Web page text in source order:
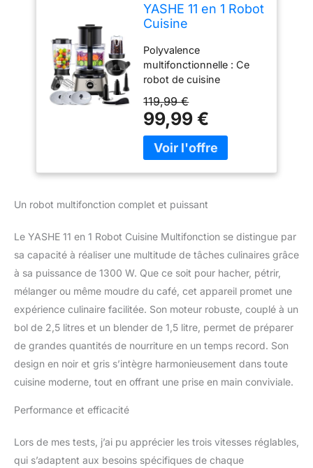
YASHE 11 en 1 Robot
Cuisine
1300W Robot de
Cuisine, Inclus 2,5L
Bol et 1,5L Blender,
Hachoir, Crochet
Pétrisseur, Mixeur,
Presse-agrumes et
Moulin à Café, 3
Vitesses Réglables,
1300W
Polyvalence
multifonctionnelle : Ce
robot de cuisine
W se distingue par sa
vaste gamme de
fonctions, offrant 11
accessoires qui le
café, coupe-légumes,
encore. C'est un
compagnon de cuisine
polyvalent qui répond à
de nombreux besoins
culinaires Capacité de
traitement puissante :
Doté d'un moteur
robuste de 1 300 W et
d'une fonction
multifonction peut
viande et le pétrissage de
la pâte. Avec trois
119,99 €
99,99 €
Un robot multifonction complet et puissant
Le YASHE 11 en 1 Robot Cuisine Multifonction se distingue par
sa capacité à réaliser une multitude de tâches culinaires grâce
à sa puissance de 1300 W. Que ce soit pour hacher, pétrir,
mélanger ou même moudre du café, cet appareil promet une
expérience culinaire facilitée. Son moteur robuste, couplé à un
bol de 2,5 litres et un blender de 1,5 litre, permet de préparer
de grandes quantités de nourriture en un temps record. Son
design en noir et gris s’intègre harmonieusement dans toute
cuisine moderne, tout en offrant une prise en main conviviale.
Performance et efficacité
Lors de mes tests, j’ai pu apprécier les trois vitesses réglables,
qui s’adaptent aux besoins spécifiques de chaque